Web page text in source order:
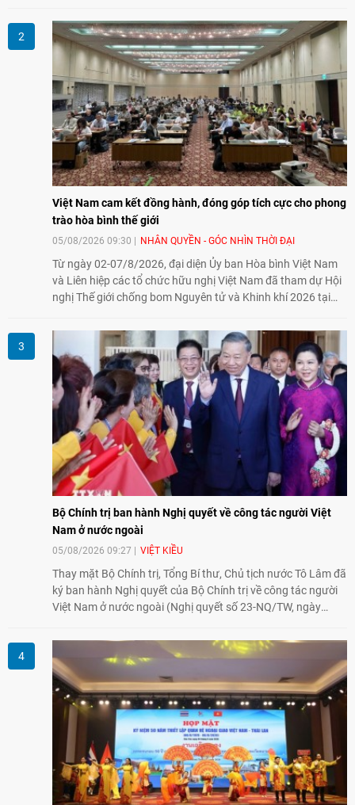
tại Việt Nam.
Việt Nam cam kết đồng hành, đóng góp tích cực cho phong
trào hòa bình thế giới
05/08/2026 09:30 NHÂN QUYỀN - GÓC NHÌN THỜI ĐẠI
Từ ngày 02-07/8/2026, đại diện Ủy ban Hòa bình Việt Nam
và Liên hiệp các tổ chức hữu nghị Việt Nam đã tham dự Hội
nghị Thế giới chống bom Nguyên tử và Khinh khí 2026 tại
đồng hành cùng với phong trào hoà bình của nhân dân
Nhật Bản và thế giới ủng hộ giải trừ vũ khí hạt nhân của Việt
Nam.
Bộ Chính trị ban hành Nghị quyết về công tác người Việt
Nam ở nước ngoài
05/08/2026 09:27 VIỆT KIỀU
Thay mặt Bộ Chính trị, Tổng Bí thư, Chủ tịch nước Tô Lâm đã
ký ban hành Nghị quyết của Bộ Chính trị về công tác người
Việt Nam ở nước ngoài (Nghị quyết số 23-NQ/TW, ngày